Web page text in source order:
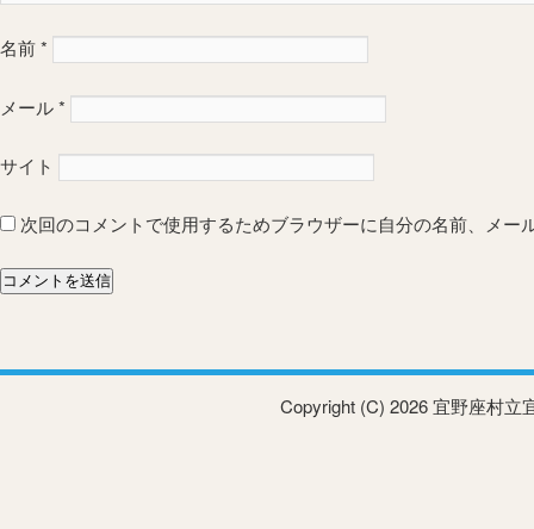
名前*
メール*
サイト
次回のコメントで使用するためブラウザーに自分の名前、メー
Copyright (C) 2026 宜野座村立